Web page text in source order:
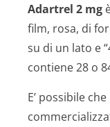
Adartrel 2 mg
film, rosa, di
su di un lato e
contiene 28 o
E’ possibile